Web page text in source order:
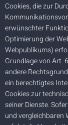
Cookies, die zur
erwünschter
Optimierung der
Webpublikums)
Grundlage von Art.
andere
ein berechtigtes
Cookies zur
seiner Dienste.
und vergleichbaren